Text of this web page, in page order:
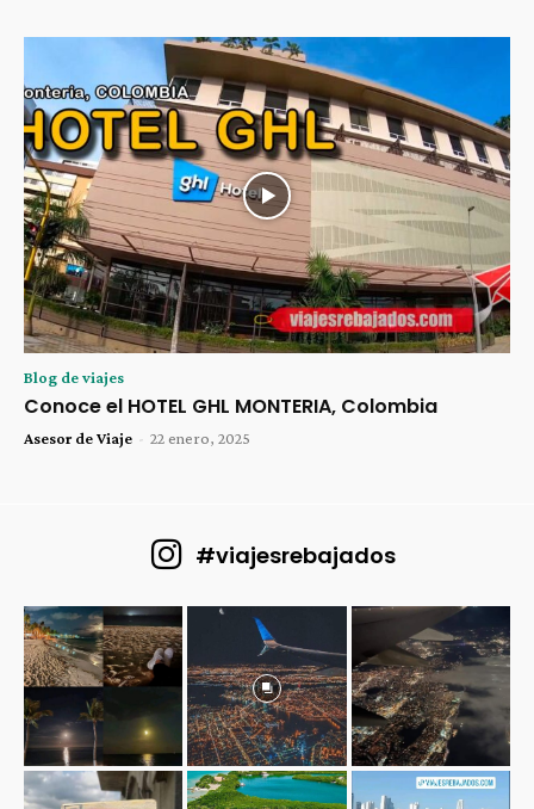
Blog de viajes
Conoce el HOTEL GHL MONTERIA, Colombia
Asesor de Viaje - 22 enero, 2025
#viajesrebajados